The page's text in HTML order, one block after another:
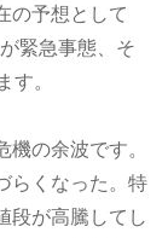
の予想として
緊急事態、そ
す。
の余波です。
らくなった。特
段が高騰してし